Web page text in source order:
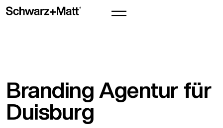
Branding Agentur für
Duisburg